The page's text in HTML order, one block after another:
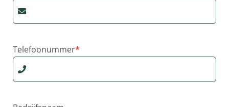
Telefoonummer*